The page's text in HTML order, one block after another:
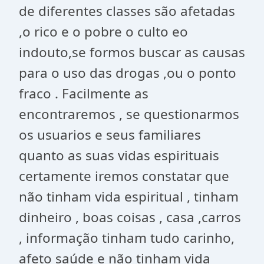
de diferentes classes são afetadas
,o rico e o pobre o culto eo
indouto,se formos buscar as causas
para o uso das drogas ,ou o ponto
fraco . Facilmente as
encontraremos , se questionarmos
os usuarios e seus familiares
quanto as suas vidas espirituais
certamente iremos constatar que
não tinham vida espiritual , tinham
dinheiro , boas coisas , casa ,carros
, informação tinham tudo carinho,
afeto saúde e não tinham vida